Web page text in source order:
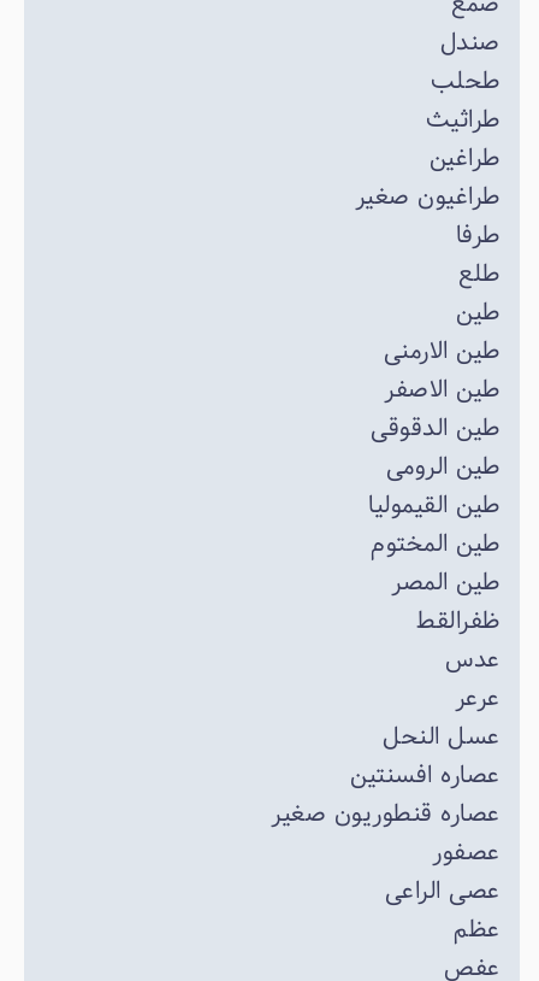
صندل
طحلب
طراثیث
طراغین
طراغیون صغیر
طرفا
طلع
طین
طین الارمنی
طین الاصفر
طین الدقوقی
طین الرومی
طین القیمولیا
طین المختوم
طین المصر
ظفرالقط
عدس
عرعر
عسل النحل
عصاره افسنتین
عصاره قنطوریون صغیر
عصفور
عصی الراعی
عظم
عفص